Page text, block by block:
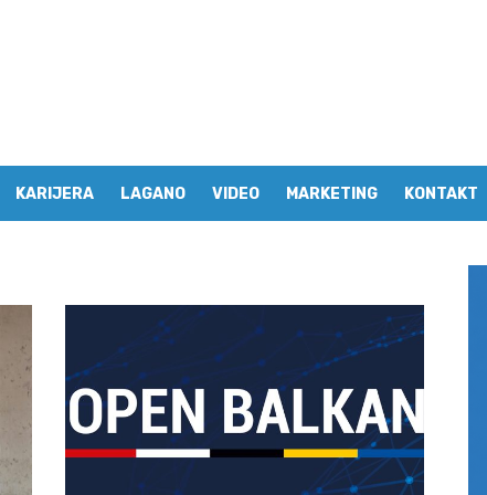
KARIJERA LAGANO VIDEO MARKETING KONTAKT